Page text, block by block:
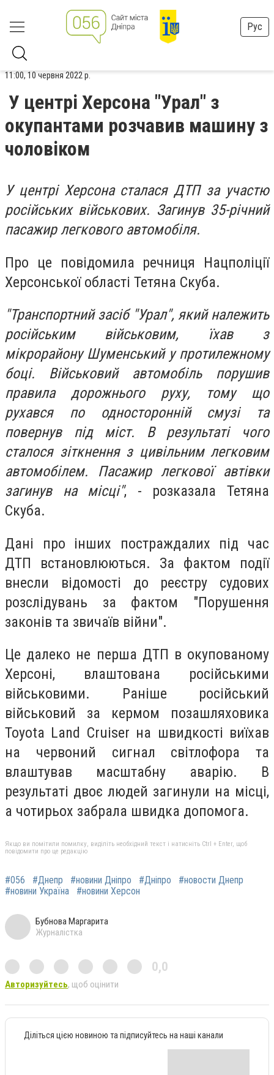
Рус
11:00, 10 червня 2022 р.
У центрі Херсона "Урал" з
окупантами розчавив машину з
чоловіком
У центрі Херсона сталася ДТП за участю
російських військових. Загинув 35-річний
пасажир легкового автомобіля.
Про це повідомила речниця Нацполіції
Херсонської області Тетяна Скуба.
"Транспортний засіб "Урал", який належить
російським військовим, їхав з
мікрорайону Шуменський у протилежному
боці. Військовий автомобіль порушив
правила дорожнього руху, тому що
рухався по односторонній смузі та
повернув під міст. В результаті чого
сталося зіткнення з цивільним легковим
автомобілем. Пасажир легкової автівки
загинув на місці", - розказала Тетяна
Скуба.
Дані про інших постраждалих під час
ДТП встановлюються. За фактом події
внесли відомості до реєстру судових
розслідувань за фактом "Порушення
законів та звичаїв війни".
Це далеко не перша ДТП в окупованому
Херсоні, влаштована російськими
військовими. Раніше російський
військовий за кермом позашляховика
Toyota Land Cruiser на швидкості виїхав
на червоний сигнал світлофора та
влаштував масштабну аварію. В
результаті двоє людей загинули на місці,
а чотирьох забрала швидка допомога.
Якщо ви помітили помилку, виділіть необхідний текст і натисніть Ctrl + Enter, щоб
повідомити про це редакцію
#056 #Днепр #новини Дніпро #Дніпро
#новости Днепр
#новини Україна
#новини Херсон
Бубнова Маргарита
Журналістка
0,0
Авторизуйтесь, щоб оцінити
Діліться цією новиною та підписуйтесь на наші канали